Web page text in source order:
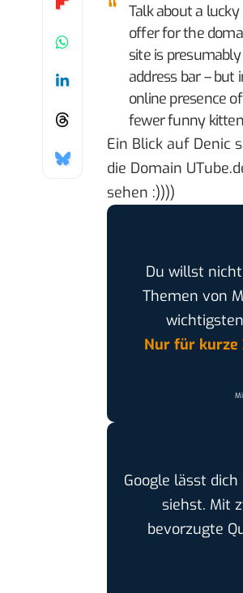
Talk about a
offer for the
site is presumably
address bar – but
online presence
fewer funny
Ein Blick auf Denic
die Domain
sehen :))))
Du willst
Themen von
Nur für kurze
Google lässt
siehst. Mit
bevorzugte